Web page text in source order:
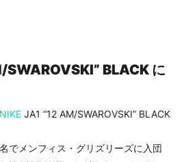
SWAROVSKI” BLACK に
NIKE JA1 “12 AM/SWAROVSKI” BLACK
でメンフィス・グリズリーズに入団